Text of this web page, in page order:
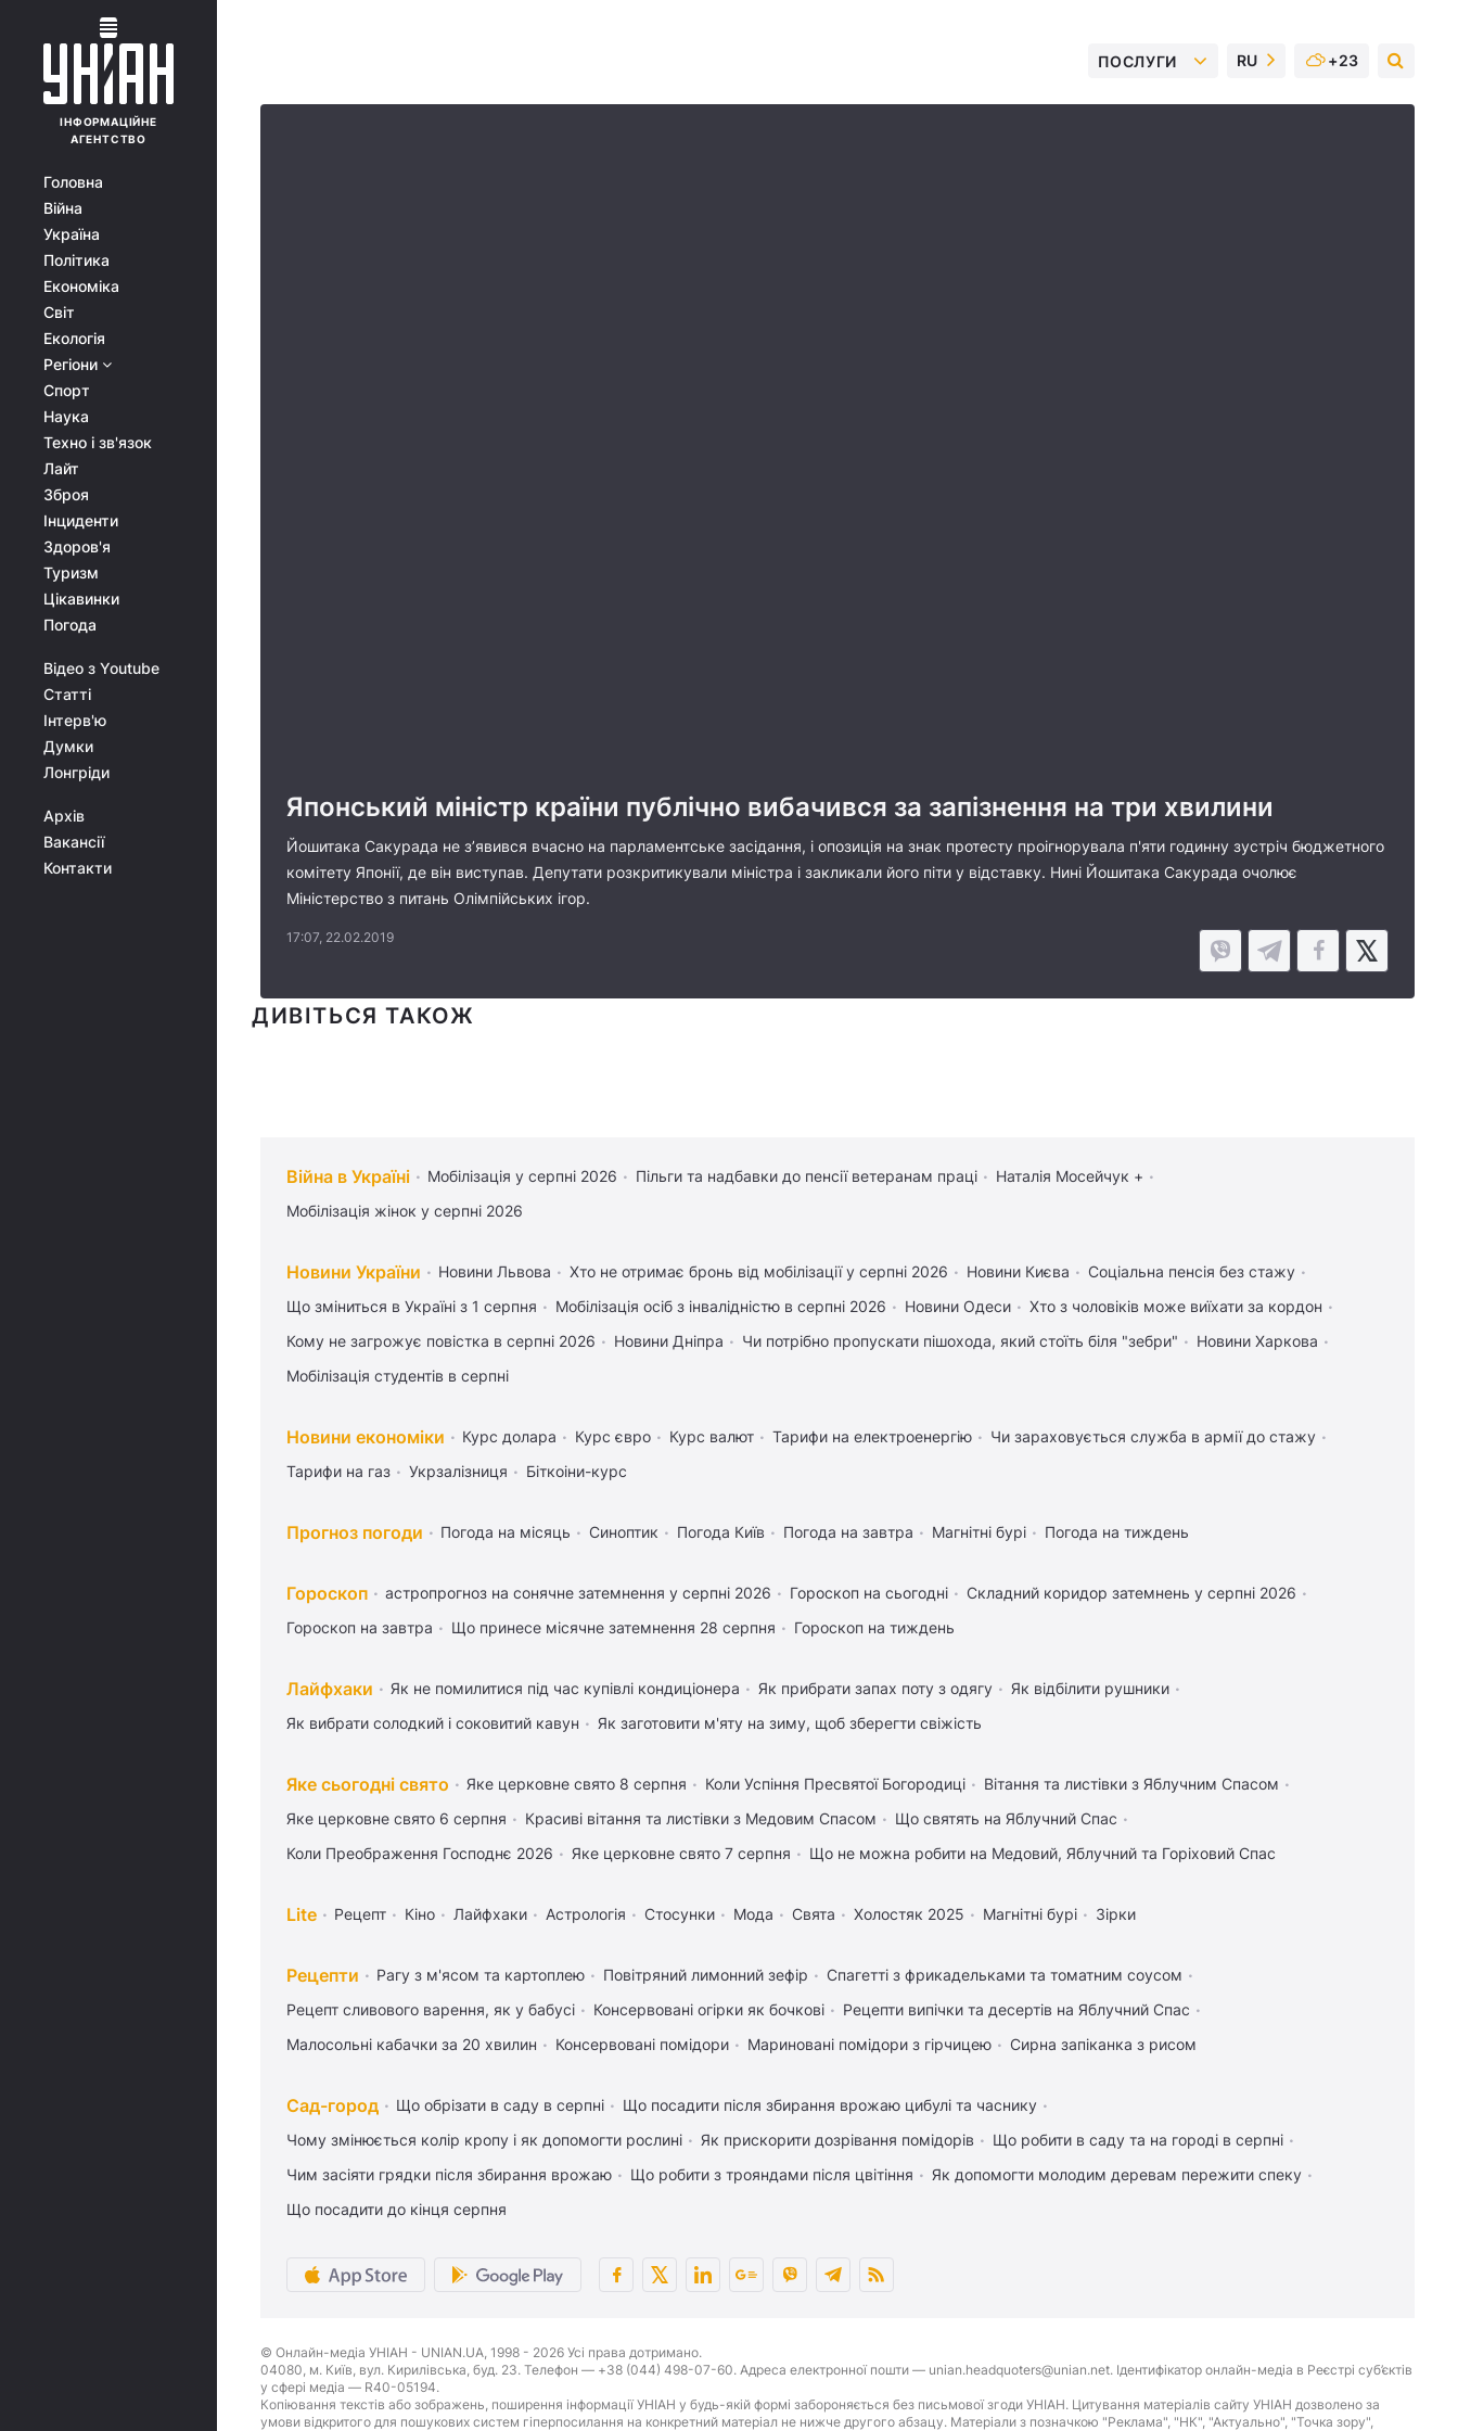
ІНФОРМАЦІЙНЕ
АГЕНТСТВО
Головна
Війна
Україна
Політика
Економіка
Світ
Екологія
Регіони
Спорт
Наука
Техно і зв'язок
Лайт
Зброя
Інциденти
Здоров'я
Туризм
Цікавинки
Погода
Відео з Youtube
Статті
Інтерв'ю
Думки
Лонгріди
Архів
Вакансії
Контакти
ПОСЛУГИ RU +23
Японський міністр країни публічно вибачився за запізнення на три хвилини
Йошитака Сакурада не з’явився вчасно на парламентське засідання, і опозиція на знак протесту проігнорувала п'яти годинну зустріч бюджетного
комітету Японії, де він виступав. Депутати розкритикували міністра і закликали його піти у відставку. Нині Йошитака Сакурада очолює
Міністерство з питань Олімпійських ігор.
17:07, 22.02.2019
ДИВІТЬСЯ ТАКОЖ
Війна в Україні Мобілізація у серпні 2026 Пільги та надбавки до пенсії ветеранам праці
Наталія Мосейчук +
Мобілізація жінок у серпні 2026
Новини України Новини Львова Хто не отримає бронь від мобілізації у серпні 2026 Новини Києва
Соціальна пенсія без стажу
Що зміниться в Україні з 1 серпня
Мобілізація осіб з інвалідністю в серпні 2026 Новини Одеси
Хто з чоловіків може виїхати за кордон
Кому не загрожує повістка в серпні 2026
Новини Дніпра Чи потрібно пропускати пішохода, який стоїть біля "зебри"
Новини Харкова
Мобілізація студентів в серпні
Новини економіки Курс долара Курс євро Курс валют Тарифи на електроенергію
Чи зараховується служба в армії до стажу
Тарифи на газ
Укрзалізниця Біткоіни-курс
Прогноз погоди Погода на місяць Синоптик Погода Київ Погода на завтра Магнітні бурі Погода на тиждень
Гороскоп астропрогноз на сонячне затемнення у серпні 2026 Гороскоп на сьогодні
Складний коридор затемнень у серпні 2026
Гороскоп на завтра
Що принесе місячне затемнення 28 серпня Гороскоп на тиждень
Лайфхаки Як не помилитися під час купівлі кондиціонера Як прибрати запах поту з одягу
Як відбілити рушники
Як вибрати солодкий і соковитий кавун
Як заготовити м'яту на зиму, щоб зберегти свіжість
Яке сьогодні свято Яке церковне свято 8 серпня Коли Успіння Пресвятої Богородиці
Вітання та листівки з Яблучним Спасом
Яке церковне свято 6 серпня
Красиві вітання та листівки з Медовим Спасом
Що святять на Яблучний Спас
Коли Преображення Господнє 2026
Яке церковне свято 7 серпня Що не можна робити на Медовий, Яблучний та Горіховий Спас
Lite Рецепт Кіно Лайфхаки Астрологія Стосунки Мода Свята Холостяк 2025 Магнітні бурі Зірки
Рецепти Рагу з м'ясом та картоплею Повітряний лимонний зефір
Спагетті з фрикадельками та томатним соусом
Рецепт сливового варення, як у бабусі
Консервовані огірки як бочкові
Рецепти випічки та десертів на Яблучний Спас
Малосольні кабачки за 20 хвилин
Консервовані помідори Мариновані помідори з гірчицею Сирна запіканка з рисом
Сад-город Що обрізати в саду в серпні
Що посадити після збирання врожаю цибулі та часнику
Чому змінюється колір кропу і як допомогти рослині
Як прискорити дозрівання помідорів
Що робити в саду та на городі в серпні
Чим засіяти грядки після збирання врожаю
Що робити з трояндами після цвітіння
Як допомогти молодим деревам пережити спеку
Що посадити до кінця серпня
© Онлайн-медіа УНІАН - UNIAN.UA, 1998 - 2026 Усі права дотримано.
04080, м. Київ, вул. Кирилівська, буд. 23. Телефон — +38 (044) 498-07-60. Адреса електронної пошти — unian.headquoters@unian.net. Ідентифікатор онлайн-медіа в Реєстрі суб’єктів
у сфері медіа — R40-05194.
Копіювання текстів або зображень, поширення інформації УНІАН у будь-якій формі забороняється без письмової згоди УНІАН. Цитування матеріалів сайту УНІАН дозволено за
умови відкритого для пошукових систем гіперпосилання на конкретний матеріал не нижче другого абзацу. Матеріали з позначкою "Реклама", "НК", "Актуально", "Точка зору",